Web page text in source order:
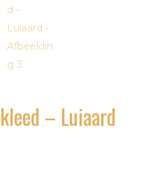
– Luiaard